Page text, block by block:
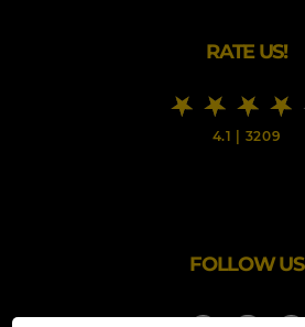
RATE US!
4.1 | 3209
FOLLOW US